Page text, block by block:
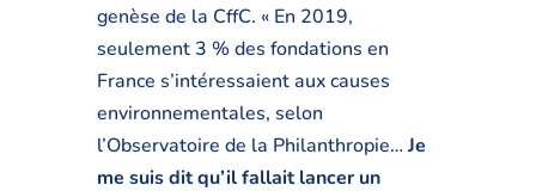
genèse de la CffC. « En 2019,
seulement 3 % des fondations en
France s’intéressaient aux causes
environnementales, selon
l’Observatoire de la Philanthropie…Je
me suis dit qu’il fallait lancer un